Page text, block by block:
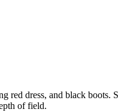
red dress, and black boots.
of field.